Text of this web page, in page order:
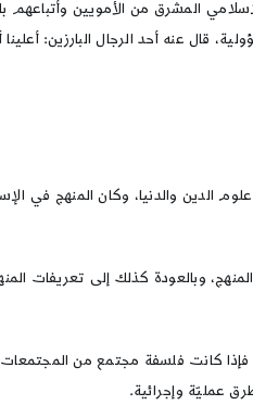
المشرق من الأمويين
عنه أحد الرجال البارزين: أعلينا
الدين والدنيا، وكان المنهج في
وبالعودة كذلك إلى تعريفات
فإذا كانت فلسفة مجتمع من
عمليّة وإجرائية.